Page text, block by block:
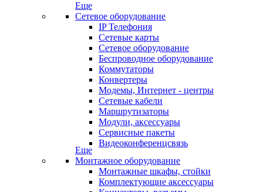
Еще
Сетевое оборудование
IP Телефония
Сетевые карты
Сетевое оборудование
Беспроводное оборудование
Коммутаторы
Конвертеры
Модемы, Интернет - центры
Сетевые кабели
Маршрутизаторы
Модули, аксессуары
Сервисные пакеты
Видеоконференцсвязь
Еще
Монтажное оборудование
Монтажные шкафы, стойки
Комплектующие аксессуары